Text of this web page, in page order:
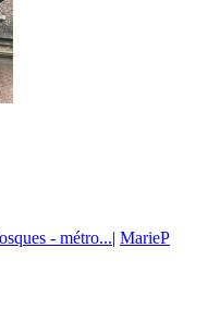
- métro...| MarieP